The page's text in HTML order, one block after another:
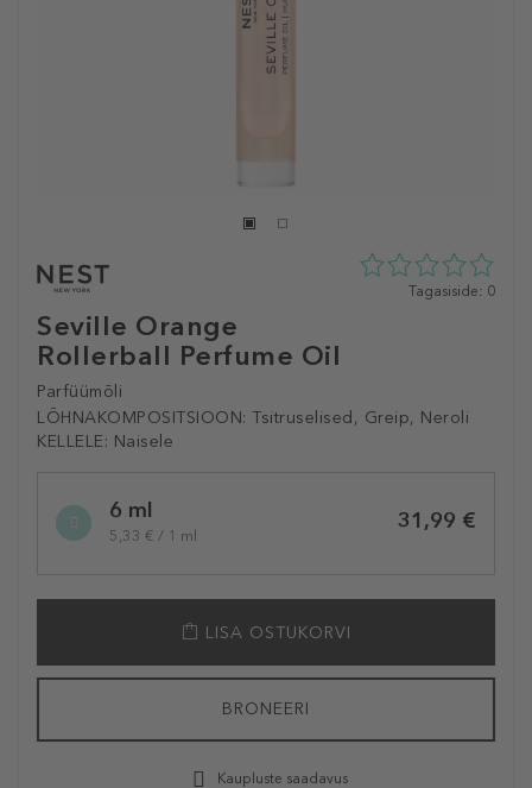
Seville Orange
Rollerball Perfume Oil
Parfüümõli
LÕHNAKOMPOSITSIOON: Tsitruselised, Greip, Neroli
KELLELE: Naisele
0
Tagasiside: 0
variation6 ml
5,33 € / 1 ml
31,99 €
LISA OSTUKORVI
BRONEERI
Kaupluste saadavus